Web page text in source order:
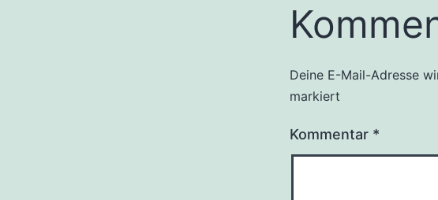
Deine E-Mail-Adresse
markiert
Kommentar *